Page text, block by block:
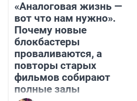
«Аналоговая жизнь —
вот что нам нужно».
Почему новые
блокбастеры
проваливаются, а
повторы старых
фильмов собирают
полные залы